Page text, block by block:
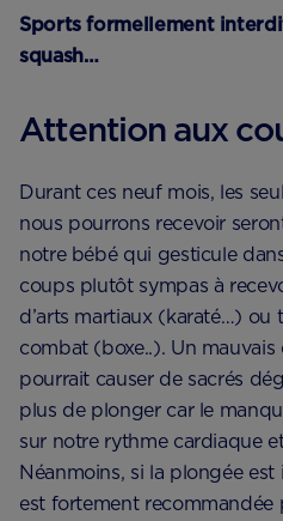
Sports formellement
squash…
Attention aux
Durant ces neuf mois, les
nous pourrons recevoir
notre bébé qui gesticule
coups plutôt sympas à
d’arts martiaux (karaté…) ou
combat (boxe..). Un
pourrait causer de sacrés
plus de plonger car le
sur notre rythme cardiaque
Néanmoins, si la plongée est
est fortement